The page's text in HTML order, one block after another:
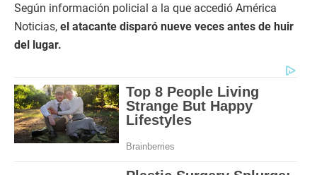
Según información policial a la que accedió América
Noticias, el atacante disparó nueve veces antes de huir
del lugar.